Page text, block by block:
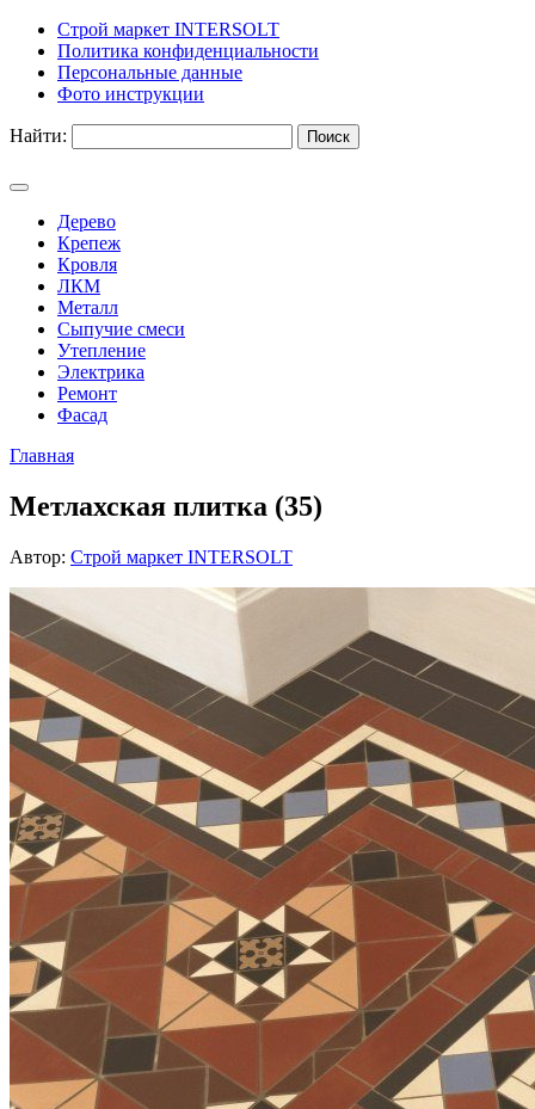
Строй маркет INTERSOLT
Политика конфиденциальности
Персональные данные
Фото инструкции
Найти:
Дерево
Крепеж
Кровля
ЛКМ
Металл
Сыпучие смеси
Утепление
Электрика
Ремонт
Фасад
Главная
Метлахская плитка (35)
Автор: Строй маркет INTERSOLT